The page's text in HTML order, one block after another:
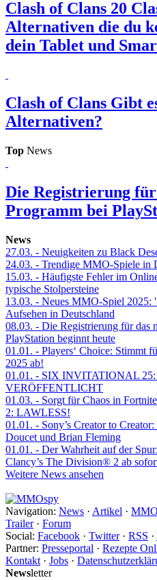
Clash of Clans 20
Alternativen die du
dein Tablet und
Clash of Clans Gibt
Alternativen?
Top News
Die Registrierung für
Programm bei
News
27.03. - Neuigkeiten zu Black
24.03. - Trendige MMO-Spiele in
15.03. - Häufigste Fehler im
typische Stolpersteine
13.03. - Neues MMO-Spiel 2025:
Aufsehen in Deutschland
08.03. - Die Registrierung für das
PlayStation beginnt heute
01.01. - Players‘ Choice: Stimmt
2025 ab!
01.01. - SIX INVITATIONAL
VERÖFFENTLICHT
01.03. - Sorgt für Chaos in
2: LAWLESS!
01.01. - Sony’s Creator to
Doucet und Brian Fleming
01.01. - Der Wahrheit auf der
Clancy’s The Division® 2 ab
Weitere News ansehen
Navigation: News · Artikel ·
Trailer· Forum
Social: Facebook · Twitter· RSS ·
Partner: Presseportal · Rezepte
Kontakt · Jobs ·
Newsletter